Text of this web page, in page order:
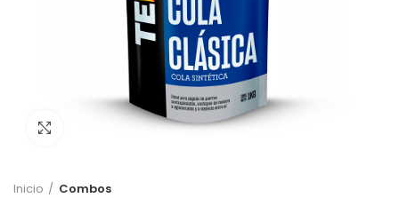
Clic para expandir
Inicio Combos